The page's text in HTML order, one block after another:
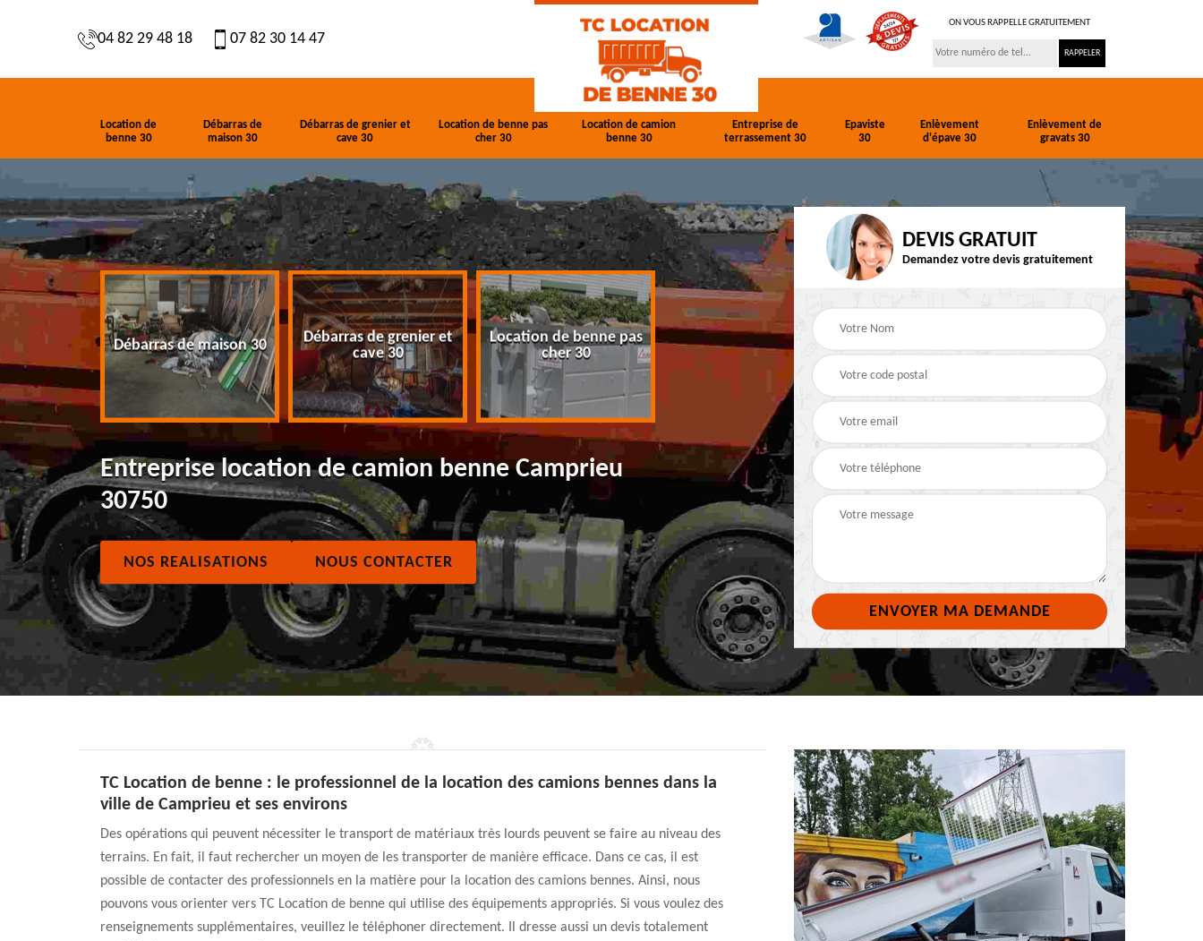
04 82 29 48 18 07 82 30 14 47
ON VOUS RAPPELLE GRATUITEMENT
Location de
benne 30
Débarras de
maison 30
Débarras de grenier et
cave 30
Location de benne pas
cher 30
Location de camion
benne 30
Entreprise de
terrassement 30
Epaviste
30
Enlèvement
d'épave 30
Enlèvement de
gravats 30
benne 30 Débarras de maison 30
Débarras de grenier et
cave 30
Location de benne pas
cher 30
Location de camion
benne 30
terrassement 30
Epaviste 30
Entreprise location de camion benne Camprieu
30750
NOS REALISATIONS NOUS CONTACTER
DEVIS GRATUIT
Demandez votre devis gratuitement
TC Location de benne : le professionnel de la location des camions bennes dans la
ville de Camprieu et ses environs
Des opérations qui peuvent nécessiter le transport de matériaux très lourds peuvent se faire au niveau des
terrains. En fait, il faut rechercher un moyen de les transporter de manière efficace. Dans ce cas, il est
possible de contacter des professionnels en la matière pour la location des camions bennes. Ainsi, nous
pouvons vous orienter vers TC Location de benne qui utilise des équipements appropriés. Si vous voulez des
renseignements supplémentaires, veuillez le téléphoner directement. Il dresse aussi un devis totalement